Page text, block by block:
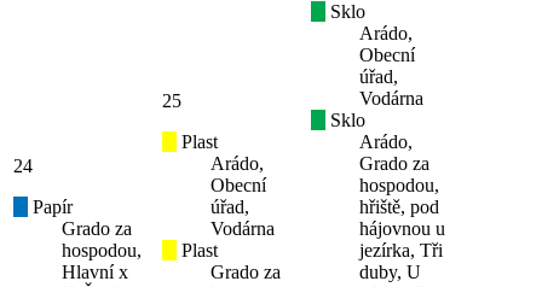
24
Papír
Grado za
hospodou,
Hlavní x
25
Plast
Arádo,
Obecní
úřad,
Vodárna
Plast
Grado za
Sklo
Arádo,
Obecní
úřad,
Vodárna
Sklo
Arádo,
Grado za
hospodou,
hřiště, pod
hájovnou u
jezírka, Tři
duby, U